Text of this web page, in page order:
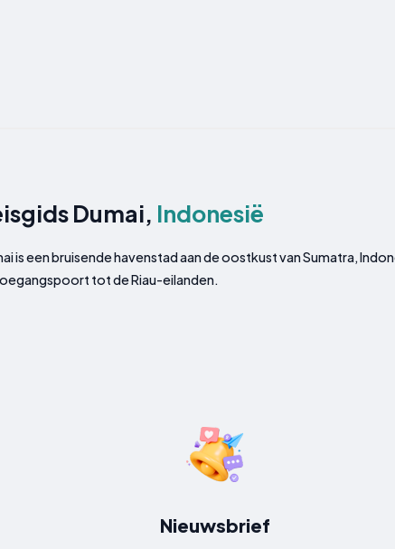
Dumai, Indonesië
is een bruisende havenstad aan de oostkust van Sumatra,
tot de Riau-eilanden.
Nieuwsbrief